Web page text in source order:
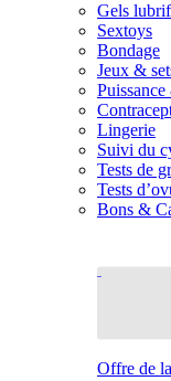
Gels
Sextoys
Bondage
Jeux &
Lingerie
Suivi du
Tests de
Tests
Bons &
Offre de